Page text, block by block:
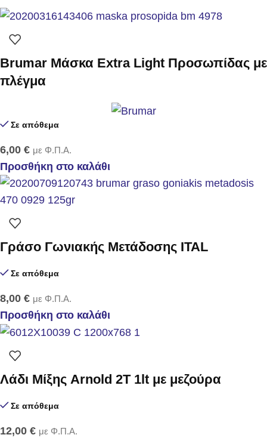
Brumar Μάσκα Extra Light Προσωπίδας με
πλέγμα
Σε απόθεμα
6,00 € με Φ.Π.Α.
Προσθήκη στο καλάθι
Γράσο Γωνιακής Μετάδοσης ITAL
Σε απόθεμα
8,00 € με Φ.Π.Α.
Προσθήκη στο καλάθι
Λάδι Μίξης Arnold 2T 1lt με μεζούρα
Σε απόθεμα
12,00 € με Φ.Π.Α.